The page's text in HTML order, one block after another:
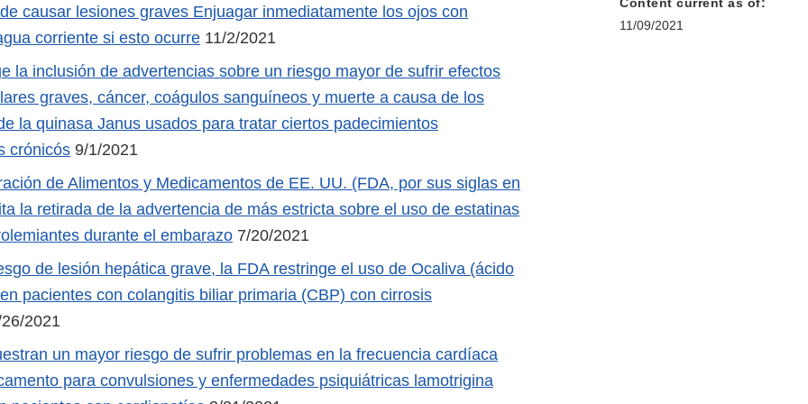
causar lesiones graves Enjuagar inmediatamente los ojos con
corriente si esto ocurre 11/2/2021
la inclusión de advertencias sobre un riesgo mayor de sufrir efectos
graves, cáncer, coágulos sanguíneos y muerte a causa de los
la quinasa Janus usados para tratar ciertos padecimientos
crónicós 9/1/2021
de Alimentos y Medicamentos de EE. UU. (FDA, por sus siglas en
la retirada de la advertencia de más estricta sobre el uso de estatinas
durante el embarazo 7/20/2021
de lesión hepática grave, la FDA restringe el uso de Ocaliva (ácido
pacientes con colangitis biliar primaria (CBP) con cirrosis
2021
un mayor riesgo de sufrir problemas en la frecuencia cardíaca
para convulsiones y enfermedades psiquiátricas lamotrigina
Content current as of:
11/09/2021